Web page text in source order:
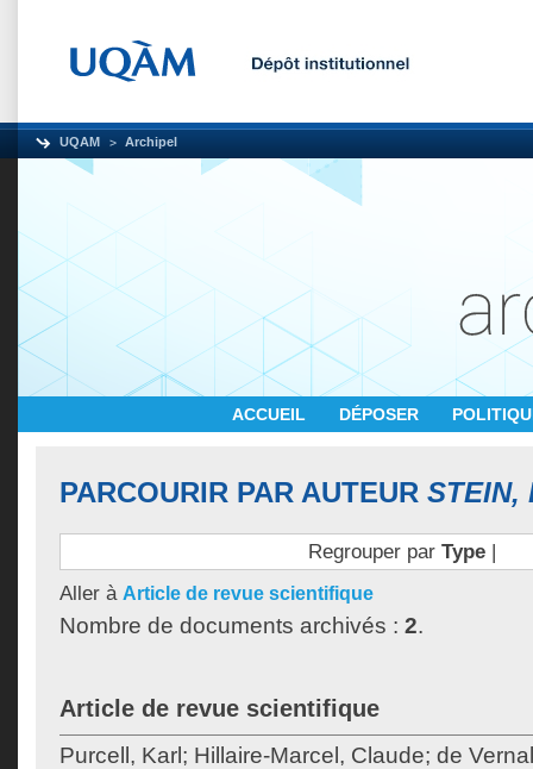
UQAM Archipel
ACCUEIL DÉPOSER
PARCOURIR PAR AUTEUR STEIN,
Regrouper par Type|
Aller à Article de revue scientifique
Nombre de documents archivés : 2.
Article de revue scientifique
Purcell, Karl ; Hillaire-Marcel, Claude; de